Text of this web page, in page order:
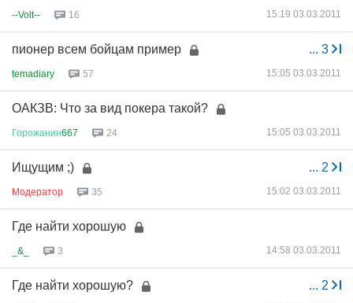
--Volt-- 16 15:19 03.03.2011
... 3
пионер всем бойцам пример
temadiary 57 15:05 03.03.2011
ОАКЗВ: Что за вид покера такой?
Горожанин667 24 15:05 03.03.2011
... 2
Ищущим ;)
Модератор 35 15:02 03.03.2011
Где найти хорошую
_&_ 3 14:58 03.03.2011
... 2
Где найти хорошую?